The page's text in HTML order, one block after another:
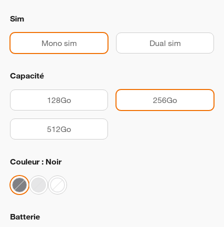
Sim
Mono sim Dual sim
Capacité
128Go 256Go
512Go
Couleur : Noir
Batterie